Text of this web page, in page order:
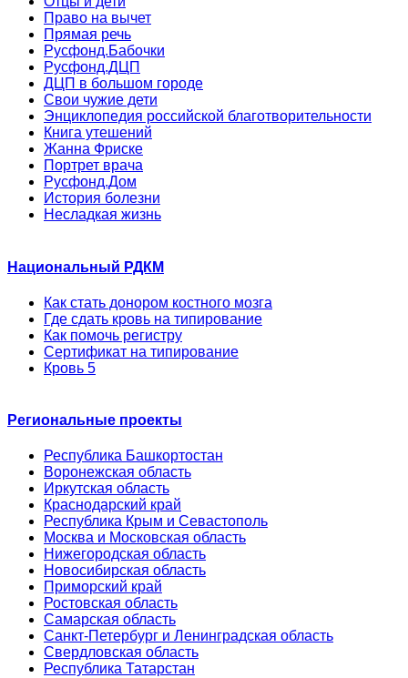
Право на вычет
Прямая речь
Русфонд.Бабочки
Русфонд.ДЦП
ДЦП в большом городе
Свои чужие дети
Энциклопедия российской благотворительности
Книга утешений
Жанна Фриске
Портрет врача
Русфонд.Дом
История болезни
Несладкая жизнь
Национальный РДКМ
Как стать донором костного мозга
Где сдать кровь на типирование
Как помочь регистру
Сертификат на типирование
Кровь 5
Региональные проекты
Республика Башкортостан
Воронежская область
Иркутская область
Краснодарский край
Республика Крым и Севастополь
Москва и Московская область
Нижегородская область
Новосибирская область
Приморский край
Ростовская область
Самарская область
Санкт-Петербург и Ленинградская область
Свердловская область
Республика Татарстан